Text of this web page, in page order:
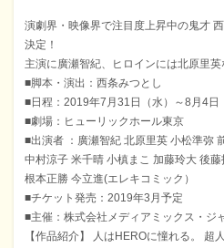
演劇界・映像界で注目度上昇中の鬼才
決定！
主演に廣瀬智紀、ヒロインには北原里
■脚本・演出：西条みつとし
■日程：2019年7月31日（水）～8月4日
■劇場：ヒューリックホール東京
■出演者 ：廣瀬智紀 北原里英 小松準弥
中村涼子 米千晴 小槙まこ 加藤玲大 後
根本正勝 今立進(エレキコミック）
■チケット発売：2019年3月予定
■主催：株式会社メディアミックス・ジ
【作品紹介】 人はHEROに憧れる。 超